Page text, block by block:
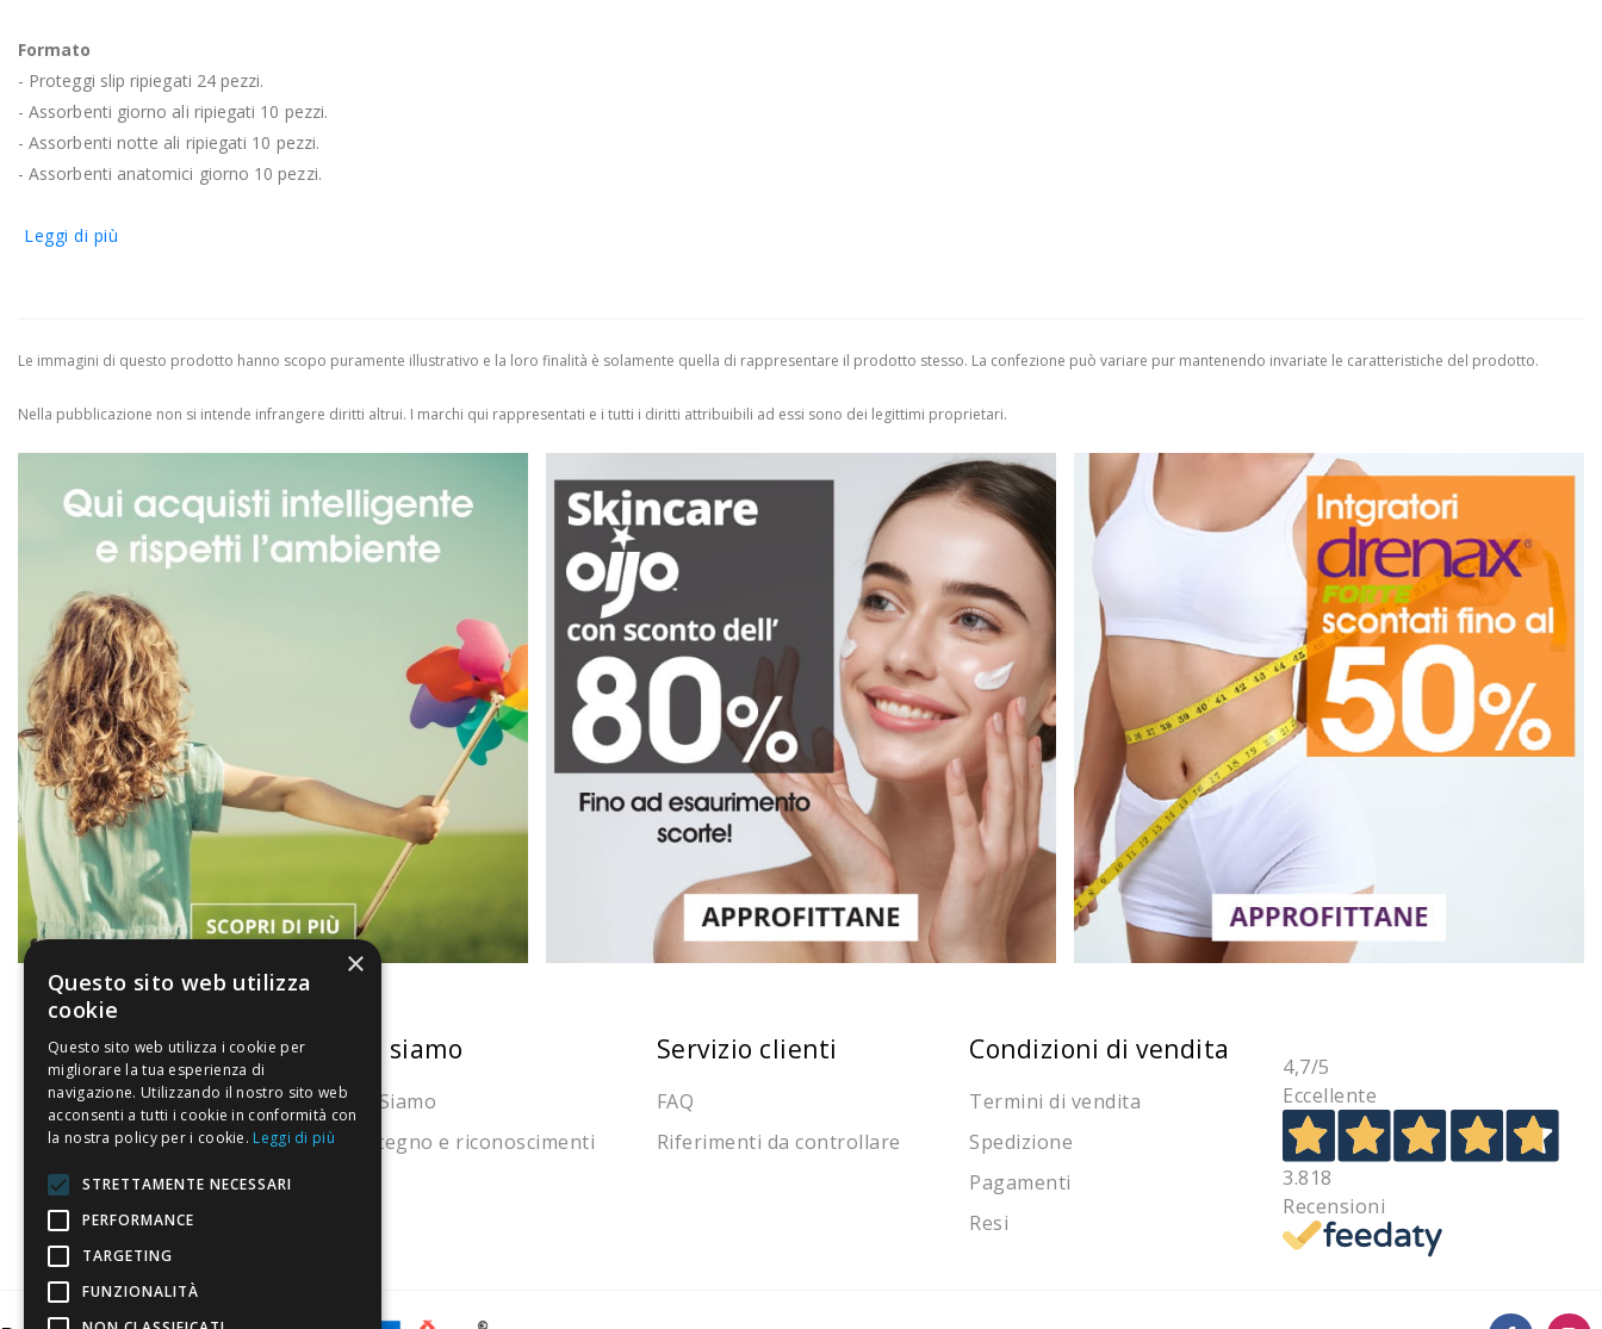
Formato
- Proteggi slip ripiegati 24 pezzi.
- Assorbenti giorno ali ripiegati 10 pezzi.
- Assorbenti notte ali ripiegati 10 pezzi.
- Assorbenti anatomici giorno 10 pezzi.
Leggi di più
Le immagini di questo prodotto hanno scopo puramente illustrativo e la loro finalità è solamente quella di rappresentare il prodotto stesso. La confezione può variare pur mantenendo invariate le caratteristiche del prodotto.
Nella pubblicazione non si intende infrangere diritti altrui. I marchi qui rappresentati e i tutti i diritti attribuibili ad essi sono dei legittimi proprietari.
La nostra convenienza
Il risparmio che fa ambiente
Il nostro manifesto
Il blog
Perché fidarti
Vendi con noi
Chi siamo
Chi Siamo
Sostegno e riconoscimenti
Servizio clienti
FAQ
Riferimenti da controllare
Condizioni di vendita
Termini di vendita
Spedizione
Pagamenti
Resi
4,7/5
Eccellente
3.818
Recensioni
×
Questo sito web utilizza
cookie
Questo sito web utilizza i cookie per
migliorare la tua esperienza di
navigazione. Utilizzando il nostro sito web
acconsenti a tutti i cookie in conformità con
la nostra policy per i cookie. Leggi di più
STRETTAMENTE NECESSARI
PERFORMANCE
TARGETING
FUNZIONALITÀ